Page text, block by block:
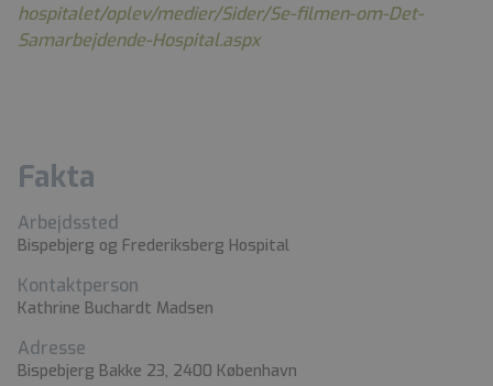
hospitalet/oplev/medier/Sider/Se-filmen-om-Det-
Samarbejdende-Hospital.aspx
Fakta
Arbejdssted
Bispebjerg og Frederiksberg Hospital
Kontaktperson
Kathrine Buchardt Madsen
Adresse
Bispebjerg Bakke 23, 2400 København